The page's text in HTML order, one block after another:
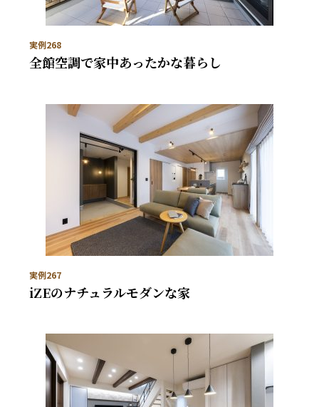
実例268
全館空調で家中あったかな暮らし
実例267
iZEのナチュラルモダンな家